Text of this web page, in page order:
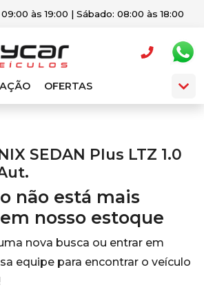
às 19:00 | Sábado: 08:00 às 18:00
OFERTAS
SEDAN Plus LTZ 1.0
não está mais
nosso estoque
nova busca ou entrar em
equipe para encontrar o veículo